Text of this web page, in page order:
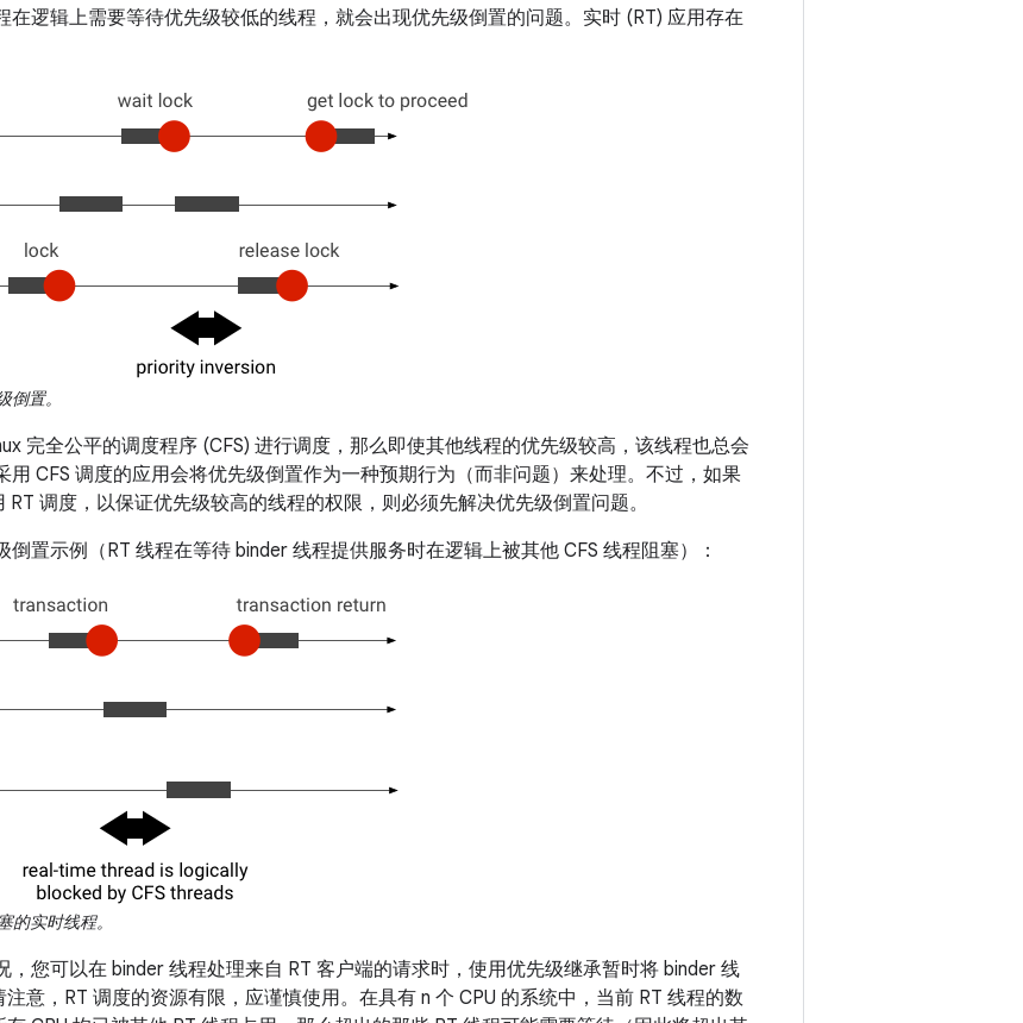
在逻辑上需要等待优先级较低的线程，就会出现优先级倒置的问题。实时 (RT) 应用存在
置。
完全公平的调度程序 (CFS) 进行调度，那么即使其他线程的优先级较高，该线程也总会
用 CFS 调度的应用会将优先级倒置作为一种预期行为（而非问题）来处理。不过，如果
RT 调度，以保证优先级较高的线程的权限，则必须先解决优先级倒置问题。
倒置示例（RT 线程在等待 binder 线程提供服务时在逻辑上被其他 CFS 线程阻塞）：
的实时线程。
，您可以在 binder 线程处理来自 RT 客户端的请求时，使用优先级继承暂时将 binder 线
意，RT 调度的资源有限，应谨慎使用。在具有 n 个 CPU 的系统中，当前 RT 线程的数